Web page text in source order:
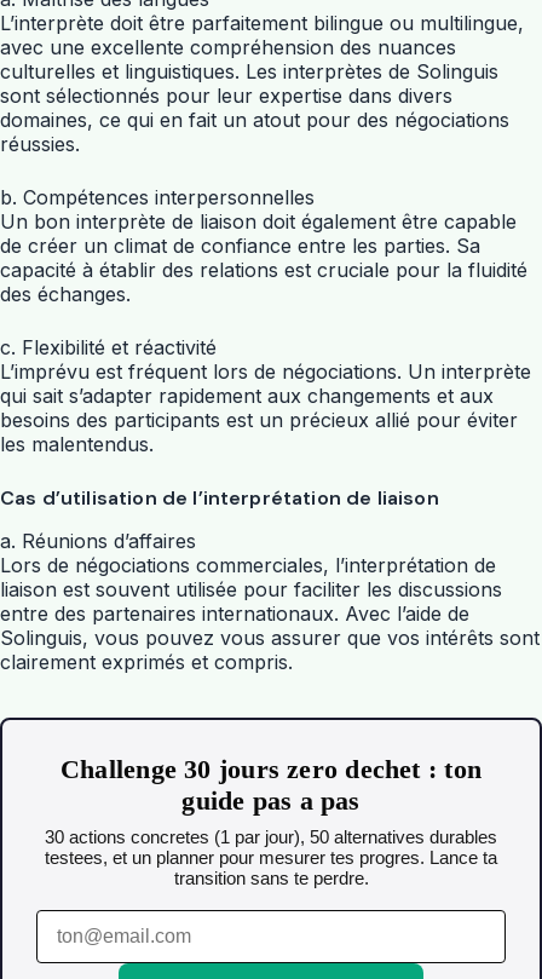
L’interprète doit être parfaitement bilingue ou multilingue,
avec une excellente compréhension des nuances
culturelles et linguistiques. Les interprètes de Solinguis
sont sélectionnés pour leur expertise dans divers
domaines, ce qui en fait un atout pour des négociations
réussies.
b. Compétences interpersonnelles
Un bon interprète de liaison doit également être capable
de créer un climat de confiance entre les parties. Sa
capacité à établir des relations est cruciale pour la fluidité
des échanges.
c. Flexibilité et réactivité
L’imprévu est fréquent lors de négociations. Un interprète
qui sait s’adapter rapidement aux changements et aux
besoins des participants est un précieux allié pour éviter
les malentendus.
Cas d’utilisation de l’interprétation de liaison
a. Réunions d’affaires
Lors de négociations commerciales, l’interprétation de
liaison est souvent utilisée pour faciliter les discussions
entre des partenaires internationaux. Avec l’aide de
Solinguis, vous pouvez vous assurer que vos intérêts sont
clairement exprimés et compris.
Challenge 30 jours zero dechet : ton
guide pas a pas
30 actions concretes (1 par jour), 50 alternatives durables
testees, et un planner pour mesurer tes progres. Lance ta
transition sans te perdre.